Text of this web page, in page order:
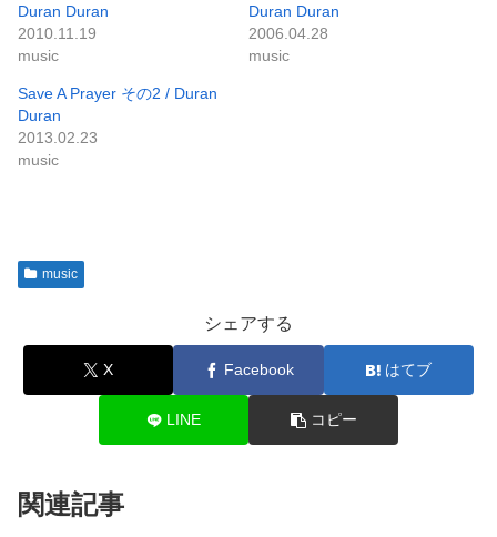
Duran Duran
2010.11.19
music
Duran Duran
2006.04.28
music
Save A Prayer その2 / Duran
Duran
2013.02.23
music
music
シェアする
X Facebook はてブ
LINE コピー
関連記事